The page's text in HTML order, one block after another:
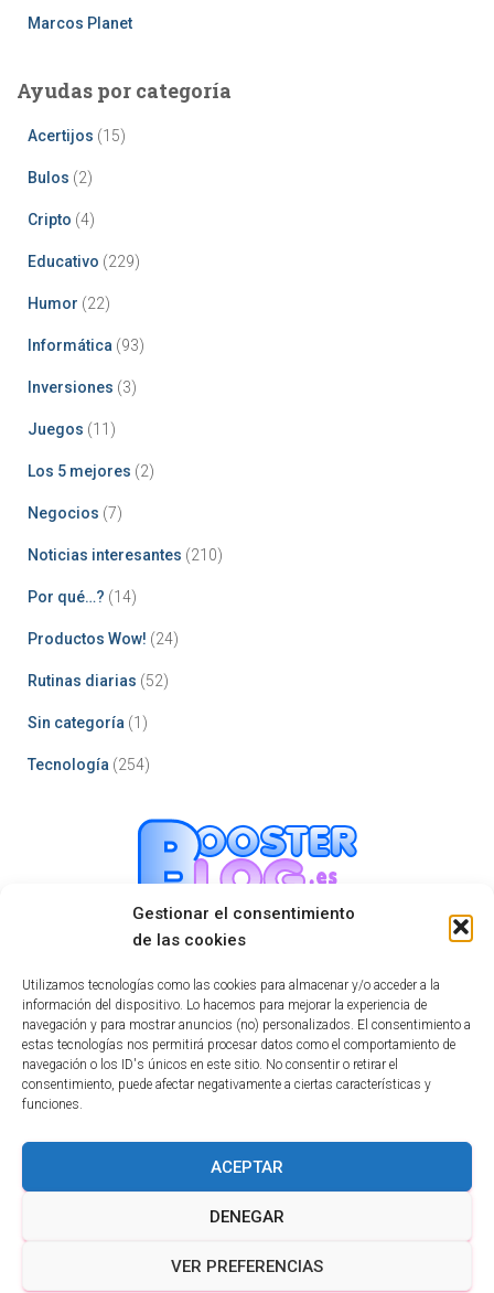
Gestionar el consentimiento
de las cookies
Utilizamos tecnologías como las cookies para almacenar y/o acceder a la
información del dispositivo. Lo hacemos para mejorar la experiencia de
navegación y para mostrar anuncios (no) personalizados. El consentimiento a
estas tecnologías nos permitirá procesar datos como el comportamiento de
navegación o los ID's únicos en este sitio. No consentir o retirar el
consentimiento, puede afectar negativamente a ciertas características y
funciones.
ACEPTAR
DENEGAR
VER PREFERENCIAS
Marcos Planet
Ayudas por categoría
Acertijos (15)
Bulos (2)
Cripto (4)
Educativo (229)
Humor (22)
Informática (93)
Inversiones (3)
Juegos (11)
Los 5 mejores (2)
Negocios (7)
Noticias interesantes (210)
Por qué…? (14)
Productos Wow! (24)
Rutinas diarias (52)
Sin categoría (1)
Tecnología (254)